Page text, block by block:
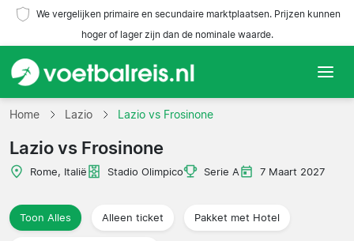
We vergelijken primaire en secundaire marktplaatsen. Prijzen kunnen
hoger of lager zijn dan de nominale waarde.
Home
Teams
Reisorganisaties
Home Lazio Lazio vs Frosinone
Lazio vs Frosinone
Rome, Italië Stadio Olimpico Serie A 7 Maart 2027
Toon Alles Alleen ticket Pakket met Hotel